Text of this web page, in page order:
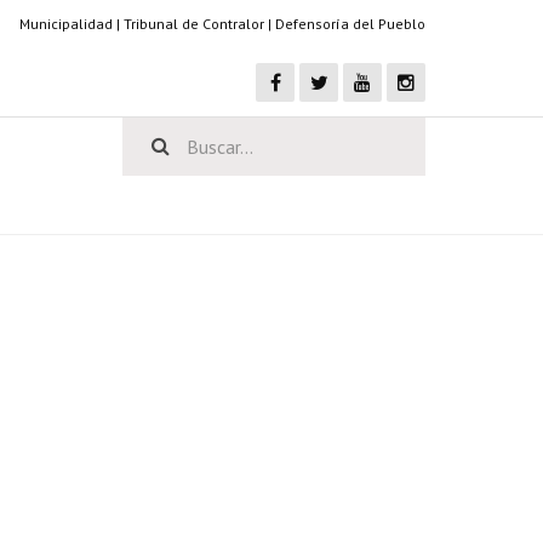
Municipalidad | Tribunal de Contralor | Defensoría del Pueblo